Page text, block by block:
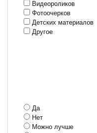
Видеороликов
Фотоочерков
Детских материалов
Другое
Да
Нет
Можно лучше